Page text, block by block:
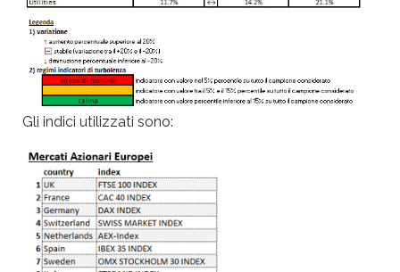
Gli indici utilizzati sono: